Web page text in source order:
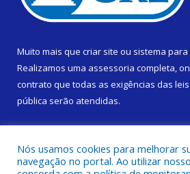
Muito mais que criar site ou sistema
Realizamos uma assessoria completa,
contrato que todas as exigências das
pública serão atendidas.
Nós usamos cookies para melhorar
navegação no portal. Ao utilizar